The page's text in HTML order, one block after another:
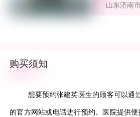
山东济南
购买须知
想要预约张建英医生的顾客可以通
的官方网站或电话进行预约。医院提供